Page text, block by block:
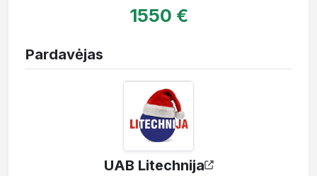
1550 €
Pardavėjas
UAB Litechnija